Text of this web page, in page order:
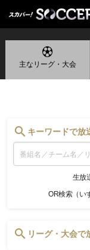
主なリーグ・大会
search キーワードで放
生放
OR検索（い
search リーグ・大会で